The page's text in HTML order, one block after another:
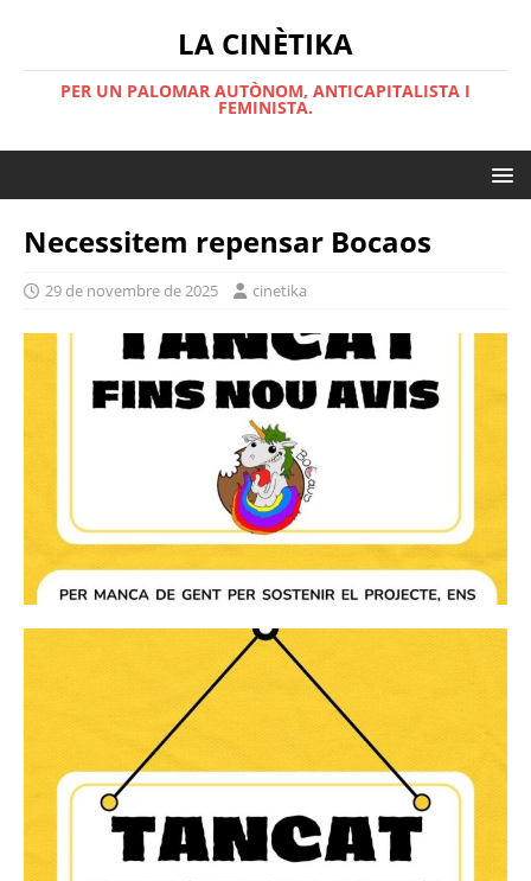
LA CINÈTIKA
PER UN PALOMAR AUTÒNOM, ANTICAPITALISTA I
FEMINISTA.
Necessitem repensar Bocaos
29 de novembre de 2025 cinetika